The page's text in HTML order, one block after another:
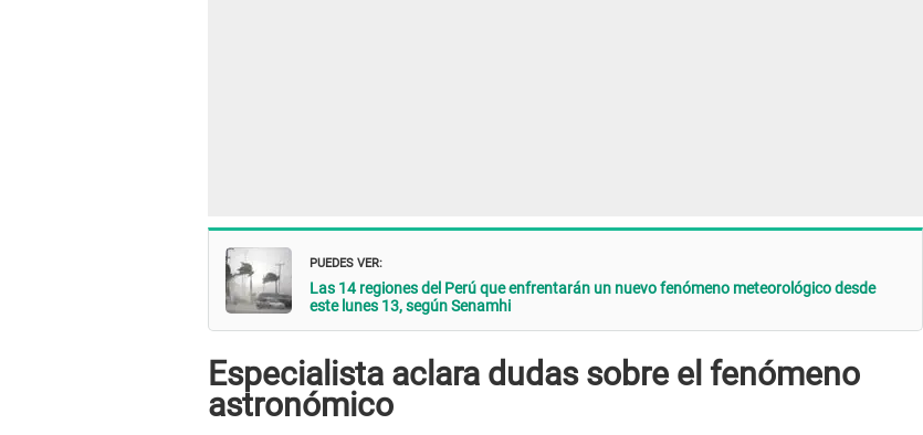
PUEDES VER:
Las 14 regiones del Perú que enfrentarán un nuevo fenómeno meteorológico desde
este lunes 13, según Senamhi
Especialista aclara dudas sobre el fenómeno
astronómico